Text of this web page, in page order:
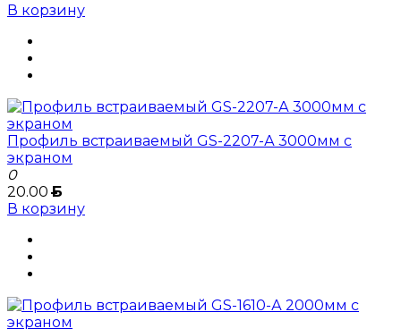
В корзину
Профиль встраиваемый GS-2207-А 3000мм с
экраном
0
20.00Б
В корзину